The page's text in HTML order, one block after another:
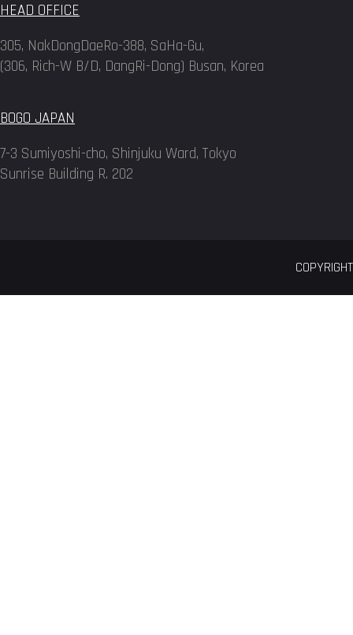
HEAD OFFICE
305, NakDongDaeRo-388, SaHa-Gu,
(306, Rich-W B/D, DangRi-Dong) Busan, Korea
BOGO JAPAN
7-3 Sumiyoshi-cho, Shinjuku Ward, Tokyo
Sunrise Building R. 202